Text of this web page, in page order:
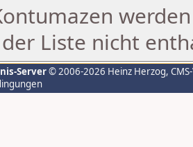
Liste nicht
Server© 2006-2026 Heinz Herzog,